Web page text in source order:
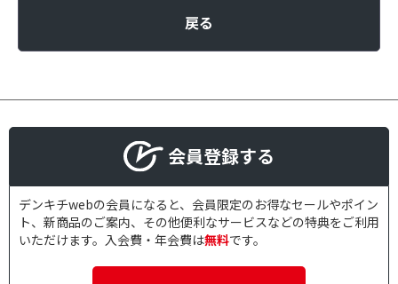
戻る
会員登録する
デンキチwebの会員になると、会員限定のお得なセールやポイン
ト、新商品のご案内、その他便利なサービスなどの特典をご利用
いただけます。入会費・年会費は無料です。